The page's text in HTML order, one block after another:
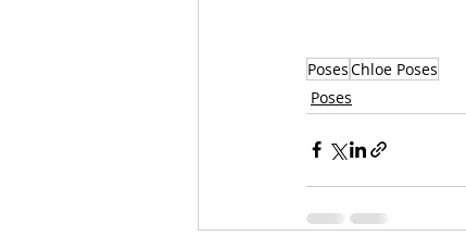
PosesChloe Poses
Poses